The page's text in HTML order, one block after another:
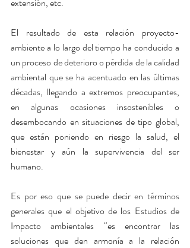
El resultado de esta relación proyecto-
ambiente a lo largo del tiempo ha conducido a
un proceso de deterioro o pérdida de la calidad
ambiental que se ha acentuado en las últimas
décadas, llegando a extremos preocupantes,
en algunas ocasiones insostenibles o
desembocando en situaciones de tipo global,
que están poniendo en riesgo la salud, el
bienestar y aún la supervivencia del ser
humano.
Es por eso que se puede decir en términos
generales que el objetivo de los Estudios de
Impacto ambientales “es encontrar las
soluciones que den armonía a la relación